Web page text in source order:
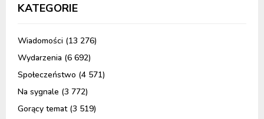
KATEGORIE
Wiadomości (13 276)
Wydarzenia (6 692)
Społeczeństwo (4 571)
Na sygnale (3 772)
Gorący temat(3 519)